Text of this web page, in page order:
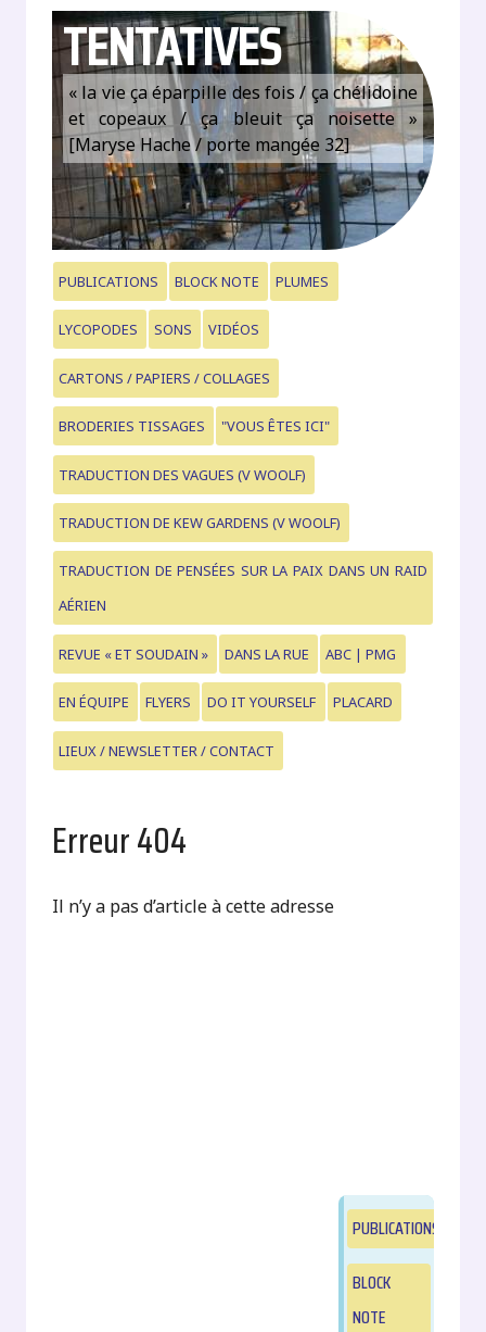
TENTATIVES
« la vie ça éparpille des fois / ça chélidoine
et copeaux / ça bleuit ça noisette »
[Maryse Hache / porte mangée 32]
PUBLICATIONS BLOCK NOTE PLUMES
LYCOPODES SONS VIDÉOS
CARTONS / PAPIERS / COLLAGES
BRODERIES TISSAGES "VOUS ÊTES ICI"
TRADUCTION DES VAGUES (V WOOLF)
TRADUCTION DE KEW GARDENS (V WOOLF)
TRADUCTION DE PENSÉES SUR LA PAIX DANS UN RAID
AÉRIEN
REVUE « ET SOUDAIN » DANS LA RUE ABC | PMG
EN ÉQUIPE FLYERS DO IT YOURSELF PLACARD
LIEUX / NEWSLETTER / CONTACT
Erreur 404
Il n’y a pas d’article à cette adresse
PUBLICATIONS
BLOCK
NOTE